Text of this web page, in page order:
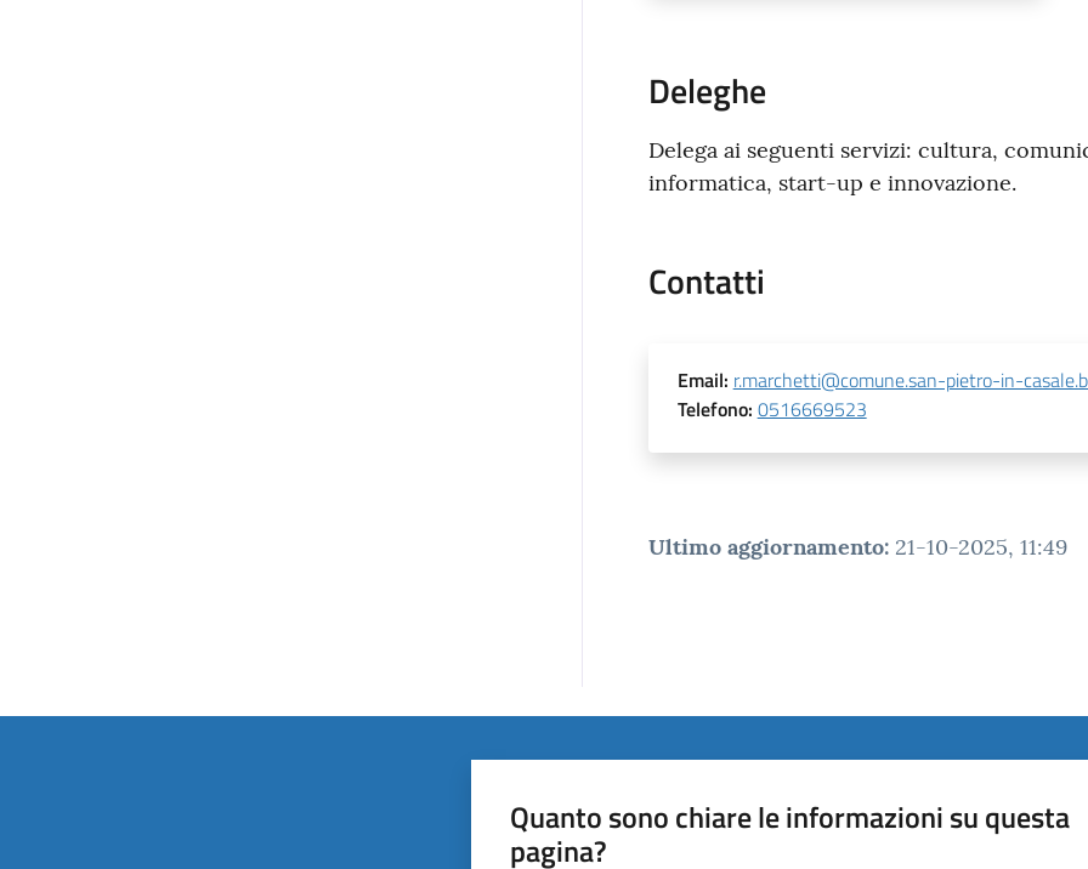
Deleghe
Delega ai seguenti servizi: cultura,
informatica, start-up e innovazione.
Contatti
Email: r.marchetti@comune.san-pietro-in-
Telefono: 0516669523
Ultimo aggiornamento: 21-10-2025, 11:49
Quanto sono chiare le informazioni su questa
pagina?